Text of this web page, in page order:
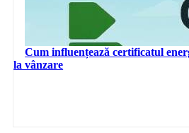
Cum influențează certificatul
la vânzare